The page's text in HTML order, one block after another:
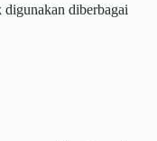
diberbagai